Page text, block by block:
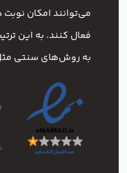
می‌توانند امکان نوبت
فعال کنند. به این
به روش‌های سنتی مثل